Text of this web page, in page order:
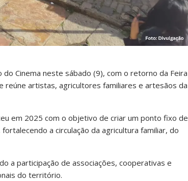
Cinema neste sábado (9), com o retorno da Feira
reúne artistas, agricultores familiares e artesãos da
em 2025 com o objetivo de criar um ponto fixo de
a circulação da agricultura familiar, do
a participação de associações, cooperativas e
do território.